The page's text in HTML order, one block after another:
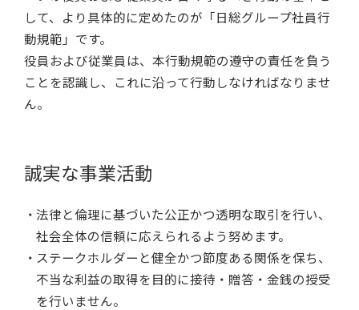
して、より具体的に定めたのが「日総グループ社員行
動規範」です。
役員および従業員は、本行動規範の遵守の責任を負う
ことを認識し、これに沿って行動しなければなりませ
ん。
誠実な事業活動
法律と倫理に基づいた公正かつ透明な取引を行い、
社会全体の信頼に応えられるよう努めます。
ステークホルダーと健全かつ節度ある関係を保ち、
不当な利益の取得を目的に接待・贈答・金銭の授受
を行いません。